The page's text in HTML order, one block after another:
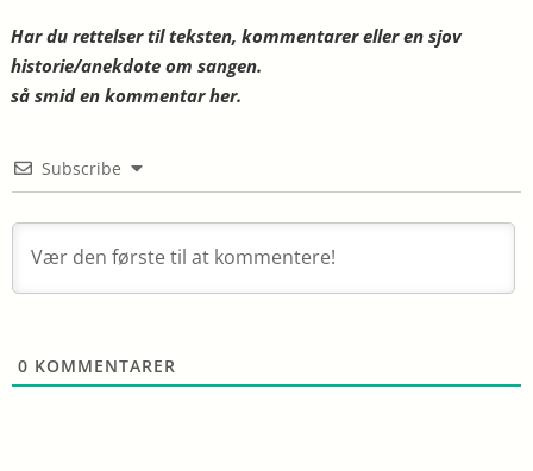
Har du rettelser til teksten, kommentarer eller en sjov
historie/anekdote om sangen.
så smid en kommentar her.
Subscribe
0 KOMMENTARER